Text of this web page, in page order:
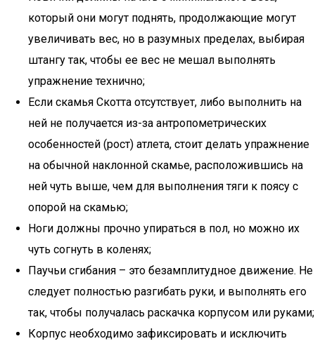
который они могут поднять, продолжающие могут
увеличивать вес, но в разумных пределах, выбирая
штангу так, чтобы ее вес не мешал выполнять
упражнение технично;
Если скамья Скотта отсутствует, либо выполнить на
ней не получается из-за антропометрических
особенностей (рост) атлета, стоит делать упражнение
на обычной наклонной скамье, расположившись на
ней чуть выше, чем для выполнения тяги к поясу с
опорой на скамью;
Ноги должны прочно упираться в пол, но можно их
чуть согнуть в коленях;
Паучьи сгибания – это безамплитудное движение. Не
следует полностью разгибать руки, и выполнять его
так, чтобы получалась раскачка корпусом или руками;
Корпус необходимо зафиксировать и исключить